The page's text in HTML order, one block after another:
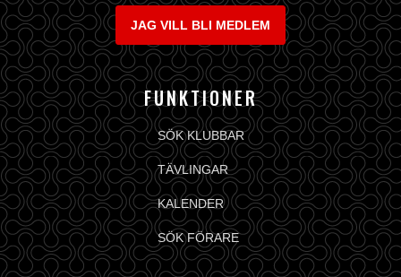
JAG VILL BLI MEDLEM
FUNKTIONER
SÖK KLUBBAR
TÄVLINGAR
KALENDER
SÖK FÖRARE